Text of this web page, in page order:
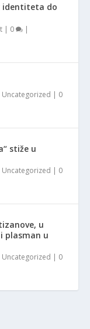
identiteta do
| 0 |
Uncategorized | 0
stiže u
Uncategorized | 0
u
plasman u
Uncategorized | 0